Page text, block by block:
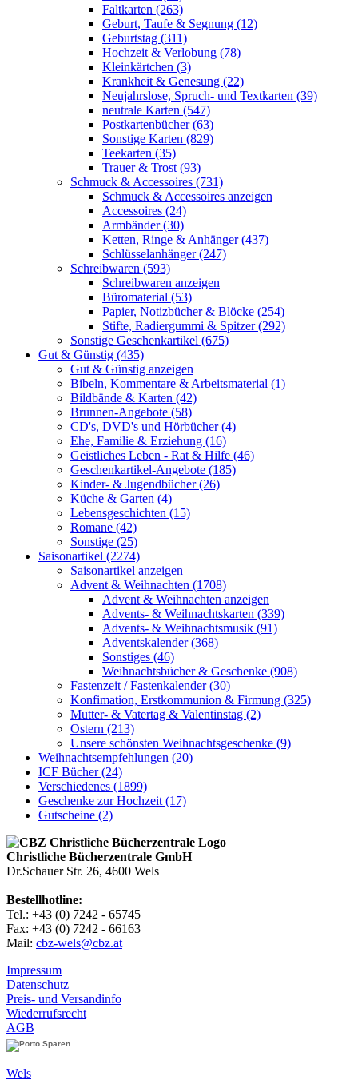
Faltkarten (263)
Geburt, Taufe & Segnung (12)
Geburtstag (311)
Hochzeit & Verlobung (78)
Kleinkärtchen (3)
Krankheit & Genesung (22)
Neujahrslose, Spruch- und Textkarten (39)
neutrale Karten (547)
Postkartenbücher (63)
Sonstige Karten (829)
Teekarten (35)
Trauer & Trost (93)
Schmuck & Accessoires (731)
Schmuck & Accessoires anzeigen
Accessoires (24)
Armbänder (30)
Ketten, Ringe & Anhänger (437)
Schlüsselanhänger (247)
Schreibwaren (593)
Schreibwaren anzeigen
Büromaterial (53)
Papier, Notizbücher & Blöcke (254)
Stifte, Radiergummi & Spitzer (292)
Sonstige Geschenkartikel (675)
Gut & Günstig (435)
Gut & Günstig anzeigen
Bibeln, Kommentare & Arbeitsmaterial (1)
Bildbände & Karten (42)
Brunnen-Angebote (58)
CD's, DVD's und Hörbücher (4)
Ehe, Familie & Erziehung (16)
Geistliches Leben - Rat & Hilfe (46)
Geschenkartikel-Angebote (185)
Kinder- & Jugendbücher (26)
Küche & Garten (4)
Lebensgeschichten (15)
Romane (42)
Sonstige (25)
Saisonartikel (2274)
Saisonartikel anzeigen
Advent & Weihnachten (1708)
Advent & Weihnachten anzeigen
Advents- & Weihnachtskarten (339)
Advents- & Weihnachtsmusik (91)
Adventskalender (368)
Sonstiges (46)
Weihnachtsbücher & Geschenke (908)
Fastenzeit / Fastenkalender (30)
Konfimation, Erstkommunion & Firmung (325)
Mutter- & Vatertag & Valentinstag (2)
Ostern (213)
Unsere schönsten Weihnachtsgeschenke (9)
Weihnachtsempfehlungen (20)
ICF Bücher (24)
Verschiedenes (1899)
Geschenke zur Hochzeit (17)
Gutscheine (2)
Christliche Bücherzentrale GmbH
Dr.Schauer Str. 26, 4600 Wels
Bestellhotline:
Tel.: +43 (0) 7242 - 65745
Fax: +43 (0) 7242 - 66163
Mail: cbz-wels@cbz.at
Impressum
Datenschutz
Preis- und Versandinfo
Wiederrufsrecht
AGB
Wels